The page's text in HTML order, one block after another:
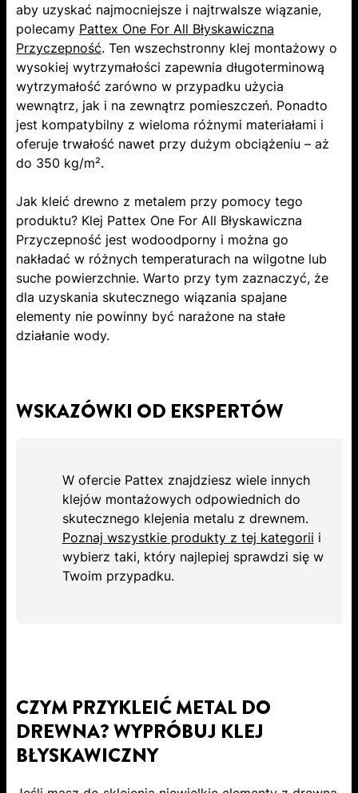
aby uzyskać najmocniejsze i najtrwalsze wiązanie,
polecamy Pattex One For All Błyskawiczna
Przyczepność. Ten wszechstronny klej montażowy o
wysokiej wytrzymałości zapewnia długoterminową
wytrzymałość zarówno w przypadku użycia
wewnątrz, jak i na zewnątrz pomieszczeń. Ponadto
jest kompatybilny z wieloma różnymi materiałami i
oferuje trwałość nawet przy dużym obciążeniu – aż
do 350 kg/m².
Jak kleić drewno z metalem przy pomocy tego
produktu? Klej Pattex One For All Błyskawiczna
Przyczepność jest wodoodporny i można go
nakładać w różnych temperaturach na wilgotne lub
suche powierzchnie. Warto przy tym zaznaczyć, że
dla uzyskania skutecznego wiązania spajane
elementy nie powinny być narażone na stałe
działanie wody.
WSKAZÓWKI OD EKSPERTÓW
W ofercie Pattex znajdziesz wiele innych
klejów montażowych odpowiednich do
skutecznego klejenia metalu z drewnem.
Poznaj wszystkie produkty z tej kategorii i
wybierz taki, który najlepiej sprawdzi się w
Twoim przypadku.
CZYM PRZYKLEIĆ METAL DO
DREWNA? WYPRÓBUJ KLEJ
BŁYSKAWICZNY